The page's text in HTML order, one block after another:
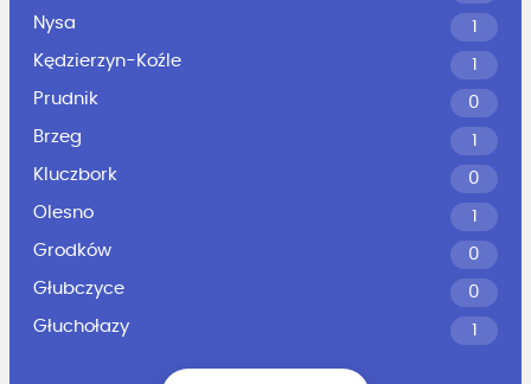
Nysa
1
Kędzierzyn-Koźle
1
Prudnik
0
Brzeg
1
Kluczbork
0
Olesno
1
Grodków
0
Głubczyce
0
Głuchołazy
1